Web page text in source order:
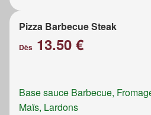
Pizza Barbecue Steak
Dès 13.50 €
Base sauce Barbecue,
Maïs, Lardons